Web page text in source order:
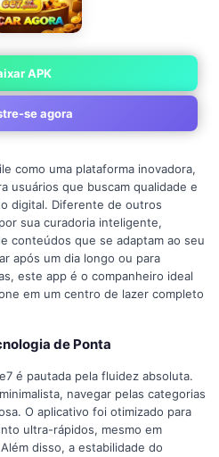
APK
se agora
como uma plataforma inovadora,
usuários que buscam qualidade e
digital. Diferente de outros
sua curadoria inteligente,
conteúdos que se adaptam ao seu
após um dia longo ou para
este app é o companheiro ideal
em um centro de lazer completo
de Ponta
é pautada pela fluidez absoluta.
navegar pelas categorias
O aplicativo foi otimizado para
ultra-rápidos, mesmo em
disso, a estabilidade do